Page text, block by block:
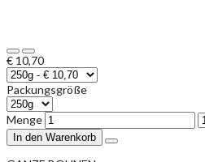
€ 10,70
Packungsgröße
Menge
In den Warenkorb